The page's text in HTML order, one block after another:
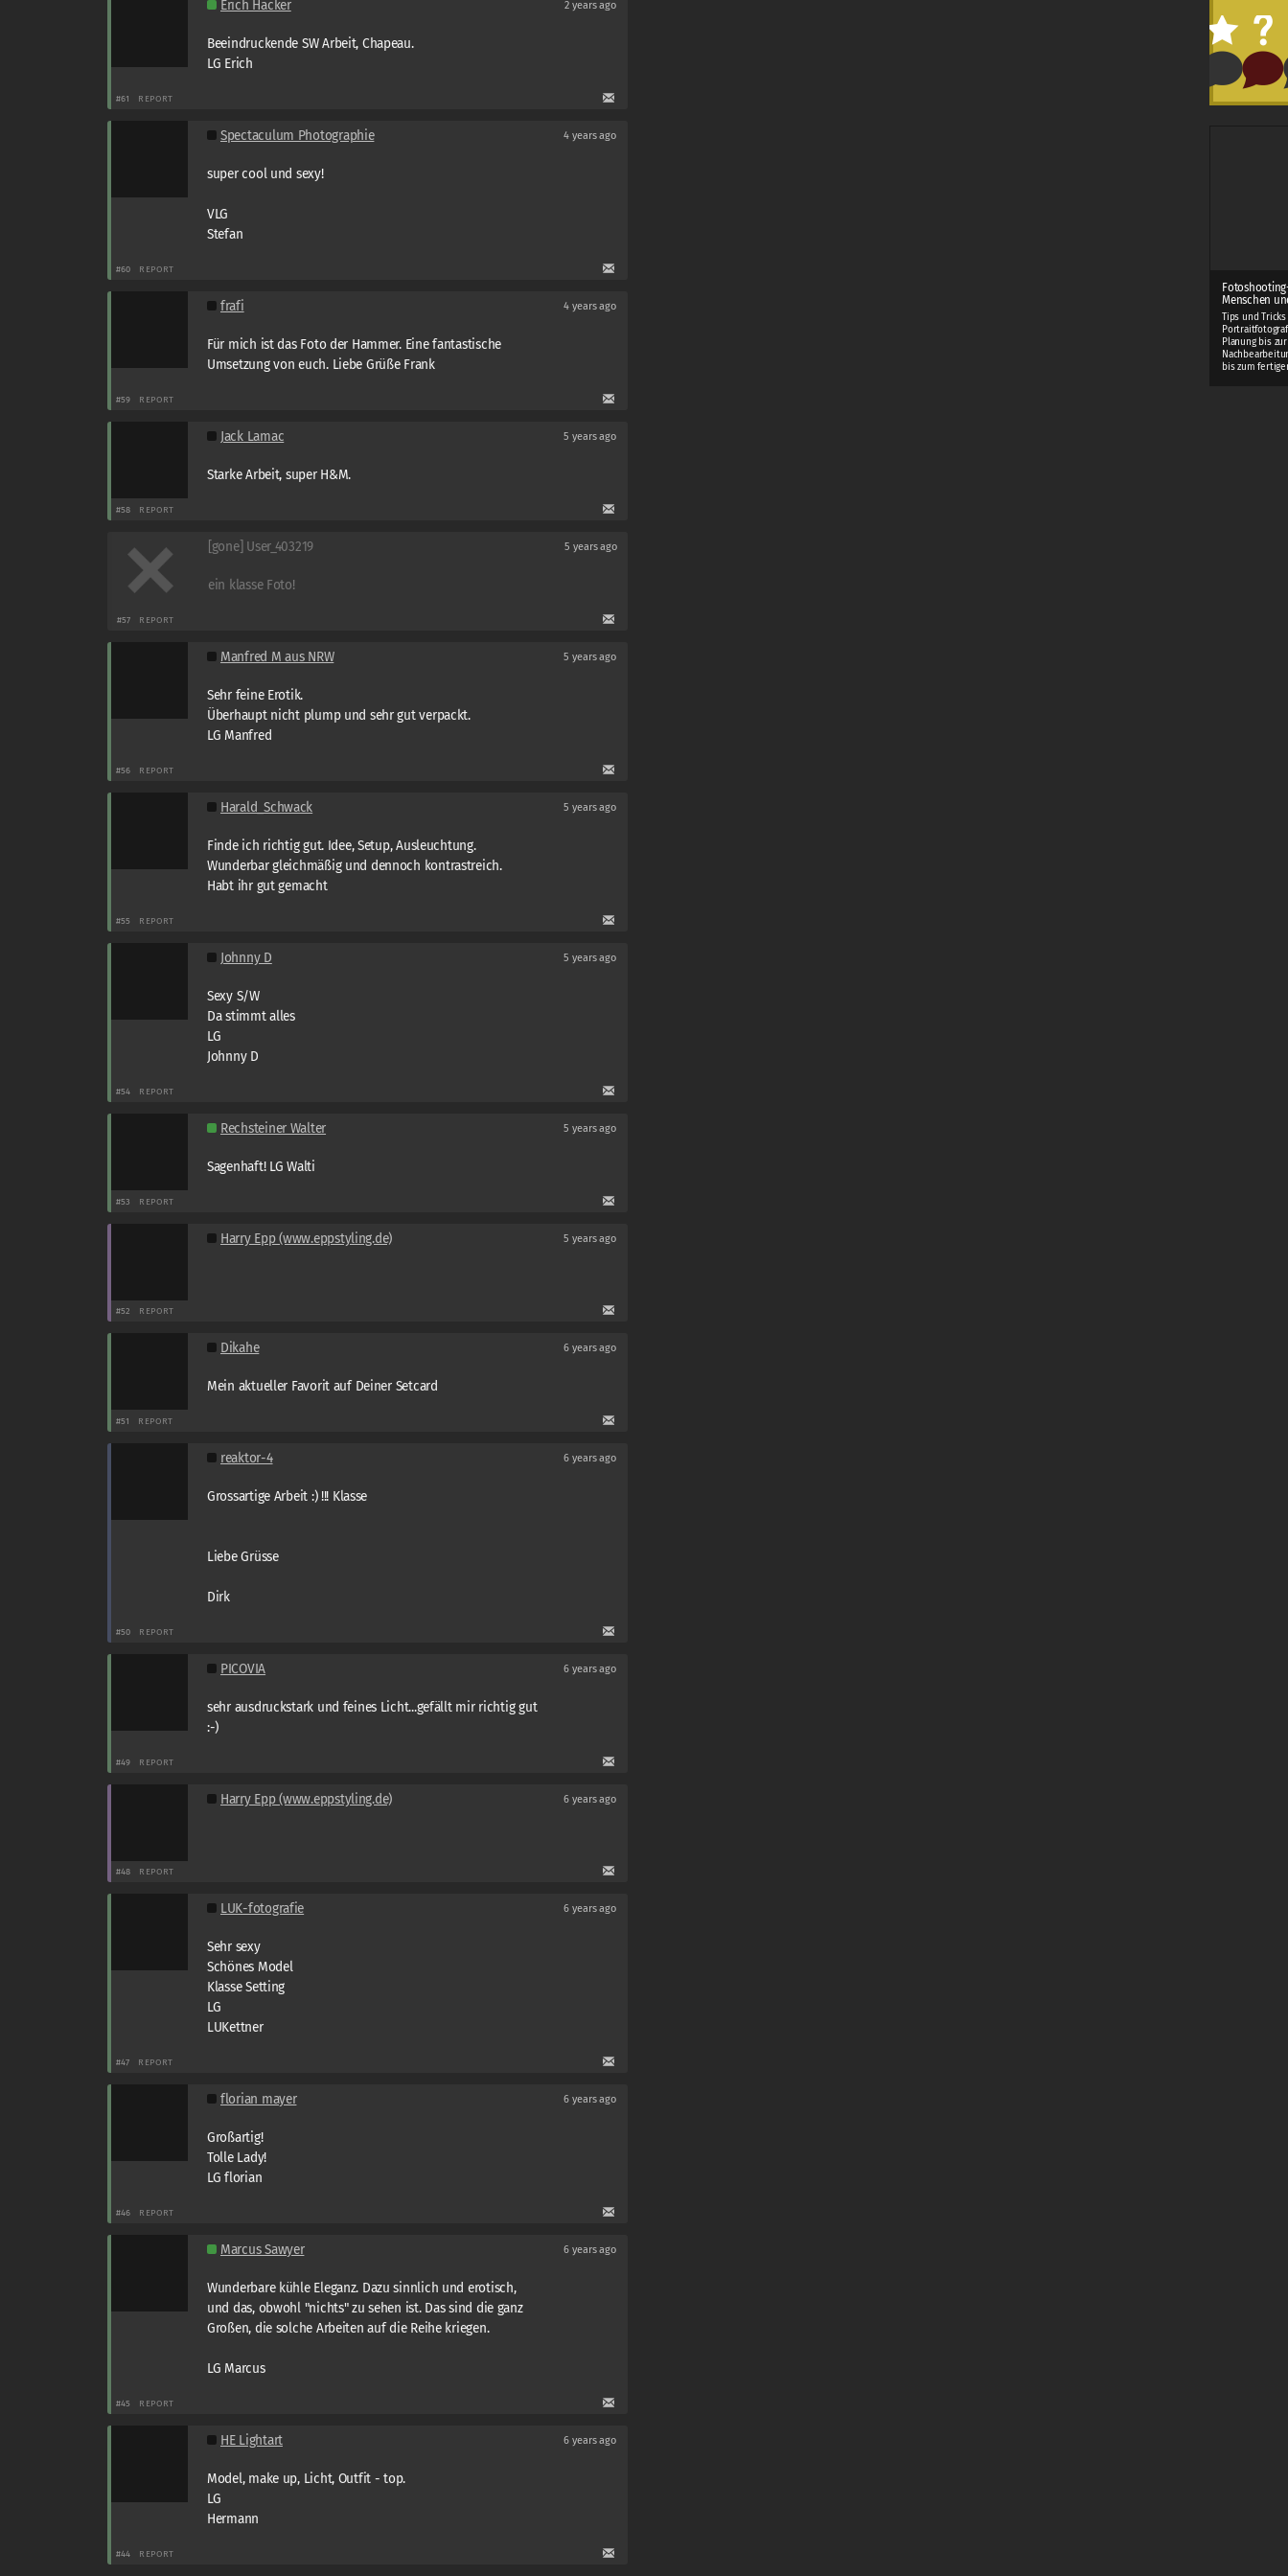
Menschen
Tips und
Planung bis zur
bis zum
Erich Hacker 2 years ago
Beeindruckende SW Arbeit, Chapeau.
LG Erich
#61 REPORT
Spectaculum Photographie 4 years ago
super cool und sexy!
VLG
Stefan
#60 REPORT
frafi 4 years ago
Für mich ist das Foto der Hammer. Eine fantastische
Umsetzung von euch. Liebe Grüße Frank
#59 REPORT
Jack Lamac 5 years ago
Starke Arbeit, super H&M.
#58 REPORT
[gone] User_403219 5 years ago
ein klasse Foto!
#57 REPORT
Manfred M aus NRW 5 years ago
Sehr feine Erotik.
Überhaupt nicht plump und sehr gut verpackt.
LG Manfred
#56 REPORT
Harald_Schwack 5 years ago
Finde ich richtig gut. Idee, Setup, Ausleuchtung.
Wunderbar gleichmäßig und dennoch kontrastreich.
Habt ihr gut gemacht
#55 REPORT
Johnny D 5 years ago
Sexy S/W
Da stimmt alles
LG
Johnny D
#54 REPORT
Rechsteiner Walter 5 years ago
Sagenhaft! LG Walti
#53 REPORT
Harry Epp (www.eppstyling.de) 5 years ago
#52 REPORT
Dikahe 6 years ago
Mein aktueller Favorit auf Deiner Setcard
#51 REPORT
reaktor-4 6 years ago
Grossartige Arbeit :) !!! Klasse
Liebe Grüsse
Dirk
#50 REPORT
PICOVIA 6 years ago
sehr ausdruckstark und feines Licht...gefällt mir richtig gut
:-)
#49 REPORT
Harry Epp (www.eppstyling.de) 6 years ago
#48 REPORT
LUK-fotografie 6 years ago
Sehr sexy
Schönes Model
Klasse Setting
LG
LUKettner
#47 REPORT
florian mayer 6 years ago
Großartig!
Tolle Lady!
LG florian
#46 REPORT
Marcus Sawyer 6 years ago
Wunderbare kühle Eleganz. Dazu sinnlich und erotisch,
und das, obwohl "nichts" zu sehen ist. Das sind die ganz
Großen, die solche Arbeiten auf die Reihe kriegen.
LG Marcus
#45 REPORT
HE Lightart 6 years ago
Model, make up, Licht, Outfit - top.
LG
Hermann
#44 REPORT